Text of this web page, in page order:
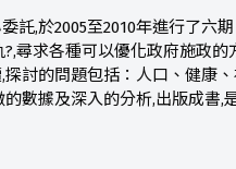
託,於2005至2010年進行了六
尋求各種可以優化政府施政
討的問題包括：人口、健康
數據及深入的分析,出版成書